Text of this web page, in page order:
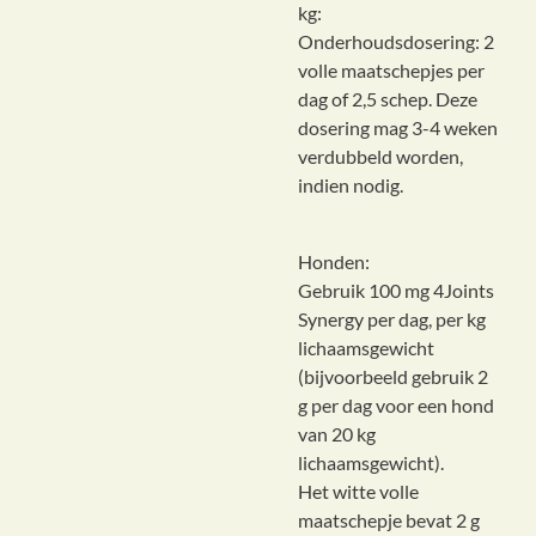
kg:
Onderhoudsdosering: 2
volle maatschepjes per
dag of 2,5 schep. Deze
dosering mag 3-4 weken
verdubbeld worden,
indien nodig.
Honden:
Gebruik 100 mg 4Joints
Synergy per dag, per kg
lichaamsgewicht
(bijvoorbeeld gebruik 2
g per dag voor een hond
van 20 kg
lichaamsgewicht).
Het witte volle
maatschepje bevat 2 g